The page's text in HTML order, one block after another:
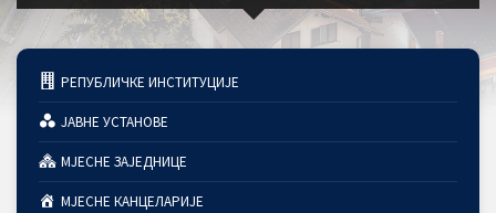
РЕПУБЛИЧКЕ ИНСТИТУЦИЈЕ
ЈАВНЕ УСТАНОВЕ
МЈЕСНЕ ЗАЈЕДНИЦЕ
МЈЕСНЕ КАНЦЕЛАРИЈЕ